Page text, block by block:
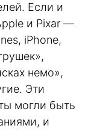
Если и
и Pixar —
iPhone,
немо»,
Эти
могли быть
и